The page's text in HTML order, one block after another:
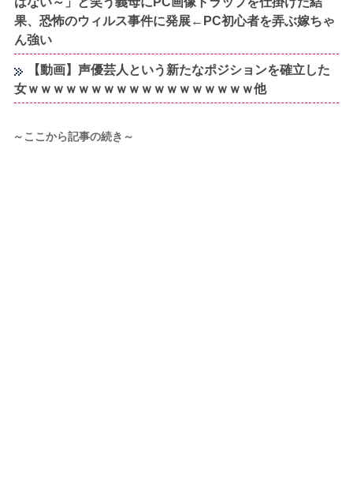
果、恐怖のウィルス事件に発展←PC初心者を弄ぶ嫁ちゃ
ん強い
【動画】声優芸人という新たなポジションを確立した
女ｗｗｗｗｗｗｗｗｗｗｗｗｗｗｗｗｗｗ他
～ここから記事の続き～